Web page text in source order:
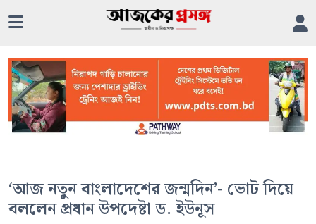
‘আজ নতুন বাংলাদেশের জন্মদিন’- ভোট দিয়ে
বললেন প্রধান উপদেষ্টা ড. ইউনূস